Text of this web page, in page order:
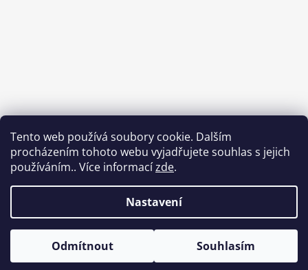
Tento web používá soubory cookie. Dalším
procházením tohoto webu vyjadřujete souhlas s jejich
používáním.. Více informacízde.
Nastavení
Odmítnout Souhlasím
Copyright 2026TOPDOORS . Všechna práva vyhrazena.